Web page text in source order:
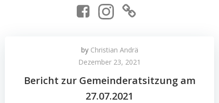
by Christian Andrä
Dezember 23, 2021
Bericht zur Gemeinderatsitzung am
27.07.2021